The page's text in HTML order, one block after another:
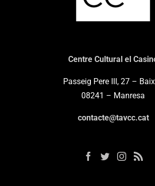
Centre Cultural el
Passeig Pere III, 27 –
08241 – Manresa
contacte@tavcc.cat